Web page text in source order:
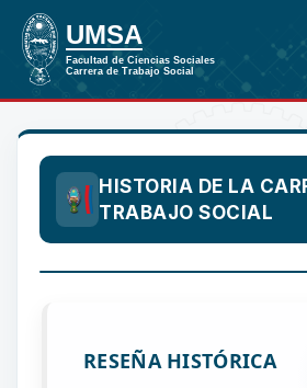
HISTORIA DE LA
TRABAJO SOCIAL
RESEÑA HISTÓRICA